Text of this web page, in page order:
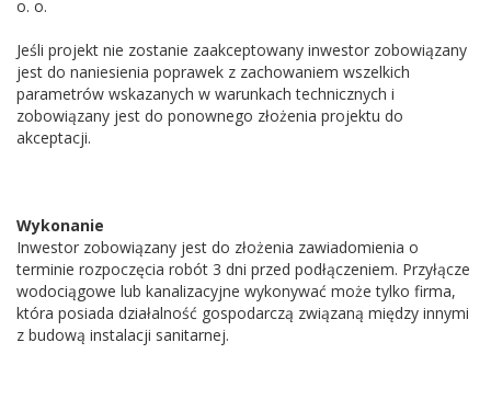
o. o.
Jeśli projekt nie zostanie zaakceptowany inwestor zobowiązany
jest do naniesienia poprawek z zachowaniem wszelkich
parametrów wskazanych w warunkach technicznych i
zobowiązany jest do ponownego złożenia projektu do
akceptacji.
Wykonanie
Inwestor zobowiązany jest do złożenia zawiadomienia o
terminie rozpoczęcia robót 3 dni przed podłączeniem. Przyłącze
wodociągowe lub kanalizacyjne wykonywać może tylko firma,
która posiada działalność gospodarczą związaną między innymi
z budową instalacji sanitarnej.